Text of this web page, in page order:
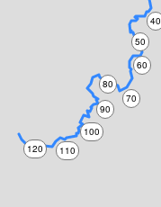
40
50
60
70
80
90
100
110
120